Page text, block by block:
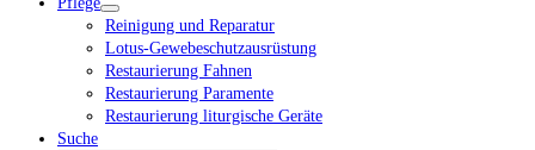
Reinigung und Reparatur
Lotus-Gewebeschutzausrüstung
Restaurierung Fahnen
Restaurierung Paramente
Restaurierung liturgische Geräte
Suche